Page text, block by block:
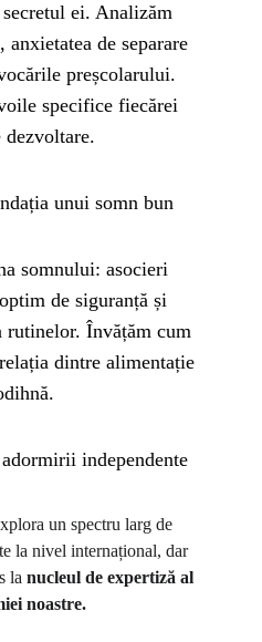
ei. Analizăm
de separare
preșcolarului.
specifice fiecărei
dezvoltare.
unui somn bun
somnului: asocieri
de siguranță și
rutinelor. Învățăm cum
dintre alimentație
independente
un spectru larg de
la nivel internațional, dar
la nucleul de expertiză al
noastre.